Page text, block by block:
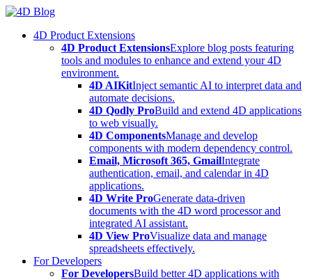
Skip
content4D Product Extensions
4D Product ExtensionsExplore blog posts featuring
tools and modules to enhance and extend your 4D
environment.
4D AIKitInject semantic AI to interpret data and
automate decisions.
4D Qodly ProBuild and extend 4D applications
to web visually.
4D ComponentsManage and develop
components with modern dependency control.
Email, Microsoft 365, GmailIntegrate
authentication, email, and calendar in 4D
applications.
4D Write ProGenerate data-driven
documents with the 4D word processor and
integrated AI assistant.
4D View ProVisualize data and manage
spreadsheets effectively.
For Developers
For DevelopersBuild better 4D applications with